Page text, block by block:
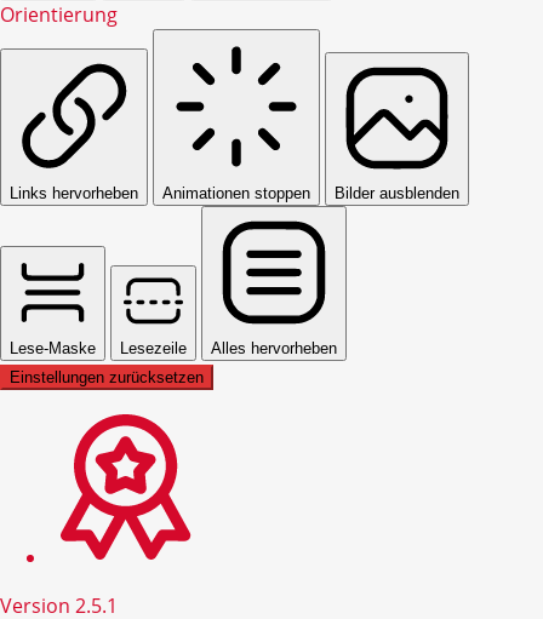
Orientierung
Links hervorheben Animationen stoppen Bilder ausblenden
Lese-Maske Lesezeile
Alles hervorheben
Einstellungen zurücksetzen
Version 2.5.1